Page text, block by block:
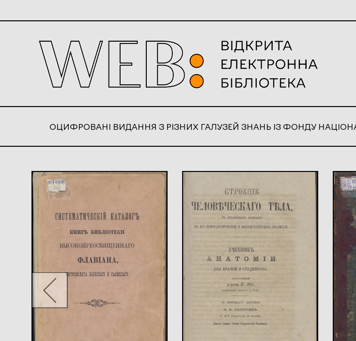
ОЦИФРОВАНІ ВИДАННЯ З РІЗНИХ ГАЛУЗЕЙ ЗНАНЬ ІЗ ФОНДУ